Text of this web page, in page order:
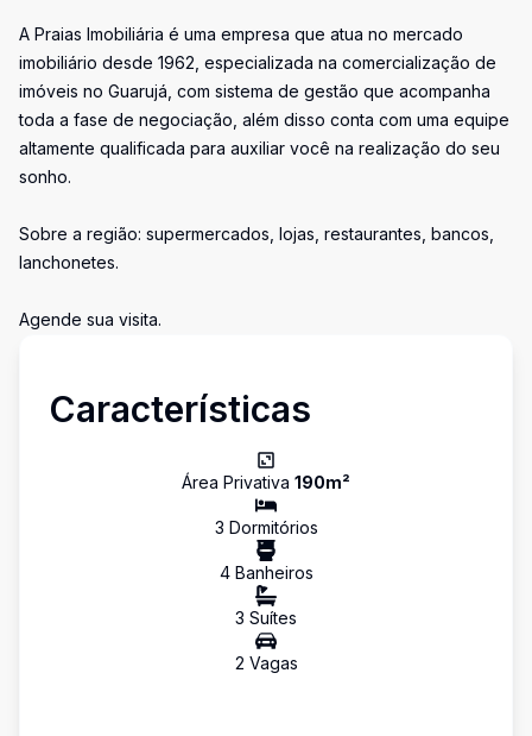
A Praias Imobiliária é uma empresa que atua no mercado
imobiliário desde 1962, especializada na comercialização de
imóveis no Guarujá, com sistema de gestão que acompanha
toda a fase de negociação, além disso conta com uma equipe
altamente qualificada para auxiliar você na realização do seu
sonho.
Sobre a região: supermercados, lojas, restaurantes, bancos,
lanchonetes.
Agende sua visita.
Características
Área Privativa 190m²
3 Dormitórios
4Banheiros
3 Suítes
2 Vagas